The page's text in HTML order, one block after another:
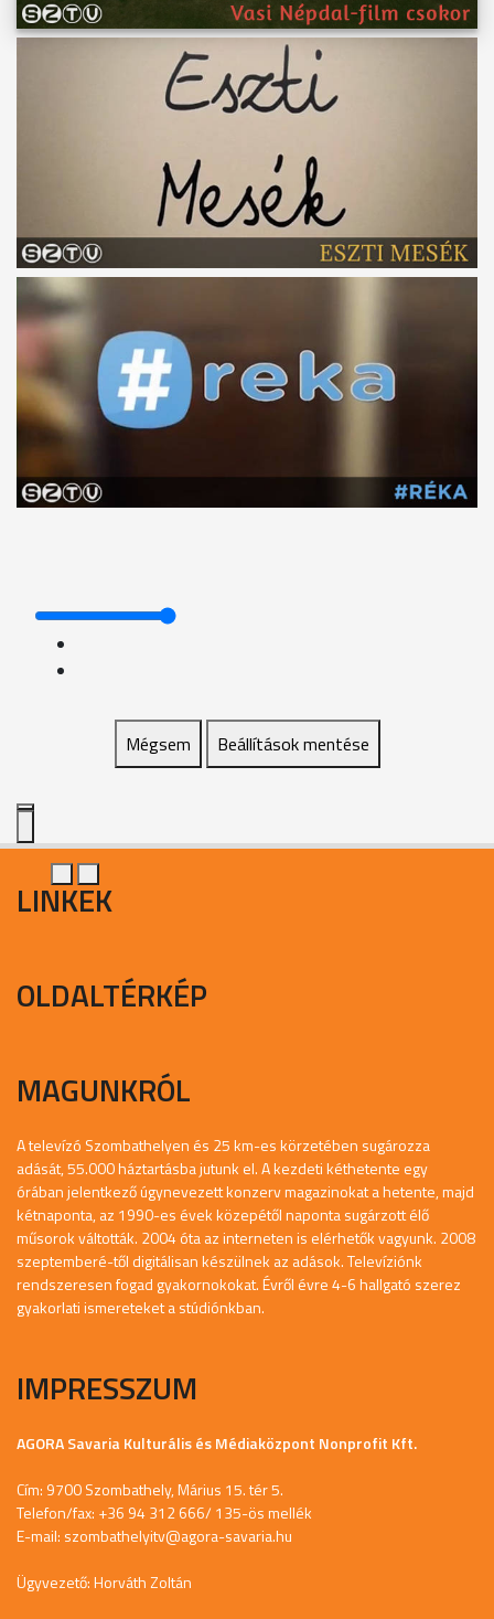
Mégsem Beállítások mentése
LINKEK
OLDALTÉRKÉP
MAGUNKRÓL
A televízó Szombathelyen és 25 km-es körzetében sugározza
adását, 55.000 háztartásba jutunk el. A kezdeti kéthetente egy
órában jelentkező úgynevezett konzerv magazinokat a hetente, majd
kétnaponta, az 1990-es évek közepétől naponta sugárzott élő
műsorok váltották. 2004 óta az interneten is elérhetők vagyunk. 2008
szeptemberé-től digitálisan készülnek az adások. Televíziónk
rendszeresen fogad gyakornokokat. Évről évre 4-6 hallgató szerez
gyakorlati ismereteket a stúdiónkban.
IMPRESSZUM
AGORA Savaria Kulturális és Médiaközpont Nonprofit Kft.
Cím: 9700 Szombathely, Márius 15. tér 5.
Telefon/fax: +36 94 312 666/ 135-ös mellék
E-mail: szombathelyitv@agora-savaria.hu
Ügyvezető: Horváth Zoltán